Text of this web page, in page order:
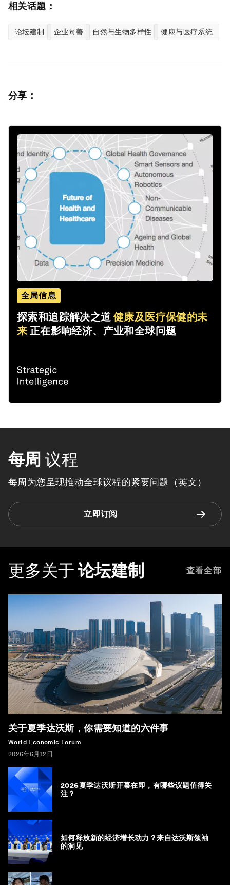
相关话题：
论坛建制 企业向善 自然与生物多样性 健康与医疗系统
分享：
全局信息
探索和追踪解决之道健康及医疗保健的未
来 正在影响经济、产业和全球问题
每周 议程
每周为您呈现推动全球议程的紧要问题（英文）
立即订阅
更多关于 论坛建制 查看全部
关于夏季达沃斯，你需要知道的六件事
World Economic Forum
2026年6月12日
2026夏季达沃斯开幕在即，有哪些议题值得关
注？
如何释放新的经济增长动力？来自达沃斯领袖
的洞见